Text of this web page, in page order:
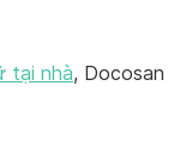
tại nhà, Docosan